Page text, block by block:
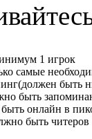
1 игрок
самые
быть
быть
онлайн в
быть читеров